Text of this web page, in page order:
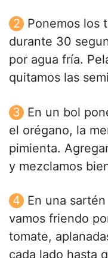
Ponemos los
durante 30
por agua fría.
quitamos las
En un bol
el orégano, la
pimienta.
y mezclamos
En una
vamos friendo
tomate,
cada lado hasta